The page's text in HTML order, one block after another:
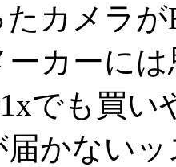
カメラ
ーカーに
でも買い
かないッ